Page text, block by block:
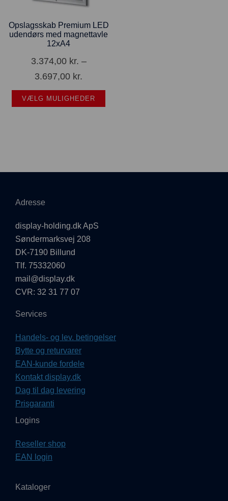
Opslagsskab Premium LED
udendørs med magnettavle
12xA4
3.374,00 kr. –
3.697,00 kr.
VÆLG MULIGHEDER
Adresse
display-holding.dk ApS
Søndermarksvej 208
DK-7190 Billund
Tlf. 75332060
mail@display.dk
CVR: 32 31 77 07
Services
Handels- og lev. betingelser
Bytte og returvarer
EAN-kunde fordele
Kontakt display.dk
Dag til dag levering
Prisgaranti
Logins
Reseller shop
EAN login
Kataloger